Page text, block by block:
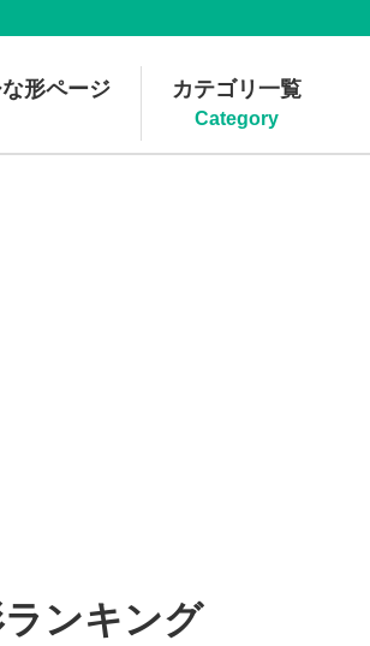
形ページ カテゴリ一覧
Category
ンキング